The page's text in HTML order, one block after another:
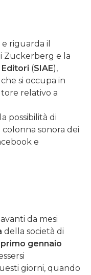
riguarda il
Zuckerberg e la
(SIAE),
si occupa in
relativo a
possibilità di
sonora dei
e
da mesi
della società di
gennaio
giorni, quando